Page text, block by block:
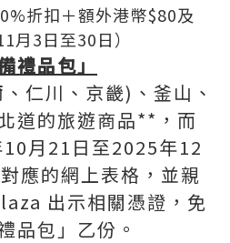
折扣＋額外港幣$80及
月3日至30日）
禮品包」
仁川、京畿)、釜山、
道的旅遊商品**，而
月21日至2025年12
應的網上表格，並親
出示相關憑證，免
品包」乙份。